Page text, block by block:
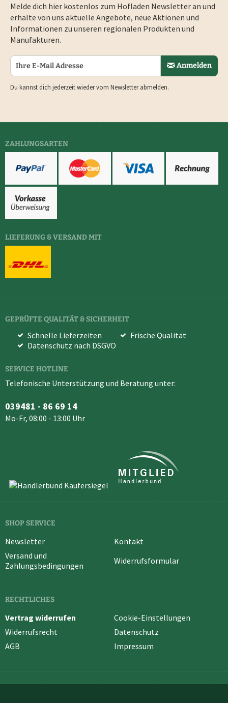
Melde dich hier kostenlos zum Hofladen Newsletter an und
erhalte von uns aktuelle Angebote, neue Aktionen und
Informationen zu unseren regionalen Produkten und
Manufakturen.
Anmelden
Du kannst dich jederzeit wieder vom Newsletter abmelden.
ZAHLUNGSARTEN
LIEFERUNG & VERSAND MIT
GEPRÜFTE QUALITÄT & SICHERHEIT
Schnelle Lieferzeiten
Frische Qualität
Datenschutz nach DSGVO
SERVICE HOTLINE
Telefonische Unterstützung und Beratung unter:
039481 - 86 69 14
Mo-Fr, 08:00 - 13:00 Uhr
SHOP SERVICE
Newsletter
Kontakt
Versand und
Zahlungsbedingungen
Widerrufsformular
RECHTLICHES
Vertrag widerrufen
Cookie-Einstellungen
Widerrufsrecht
Datenschutz
AGB
Impressum